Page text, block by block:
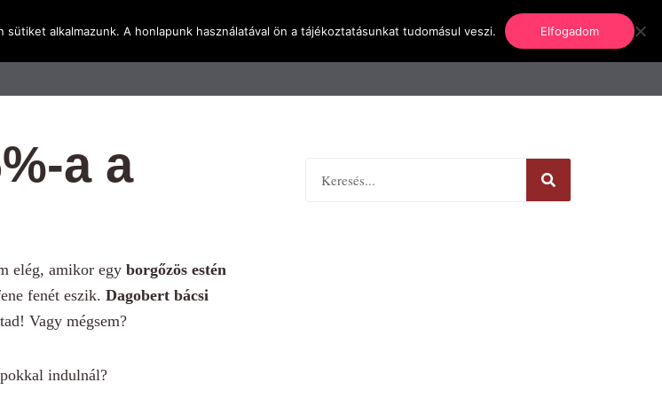
Kapcsolat
a a
elég, amikor egy borgőzös estén
fenét eszik. Dagobert bácsi
Vagy mégsem?
indulnál?
alkalmazunk. A honlapunk használatával ön a tájékoztatásunkat tudomásul veszi. Elfogadom